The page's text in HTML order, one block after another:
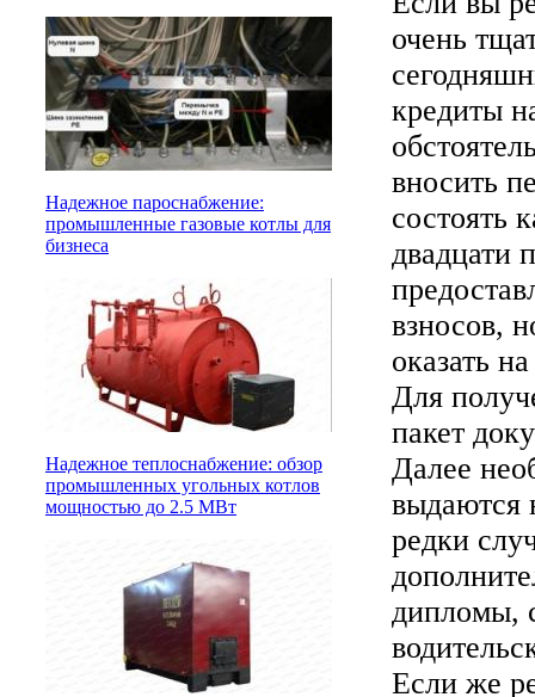
Надежное пароснабжение:
промышленные газовые котлы для
бизнеса
Надежное теплоснабжение: обзор
промышленных угольных котлов
мощностью до 2.5 МВт
очень
кредиты
вносить
состоять
двадцати
взносов,
оказать
Для
пакет
Далее
выдаются
редки
дипломы,
Если же